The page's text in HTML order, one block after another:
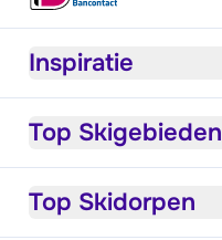
Inspiratie
Top Skigebieden
Top Skidorpen